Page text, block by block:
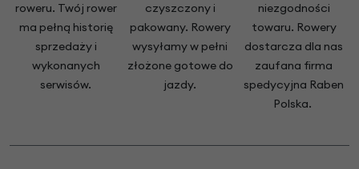
roweru. Twój rower
ma pełną historię
sprzedaży i
wykonanych
serwisów.
czyszczony i
pakowany. Rowery
wysyłamy w pełni
złożone gotowe do
jazdy.
niezgodności
towaru. Rowery
dostarcza dla nas
zaufana firma
spedycyjna Raben
Polska.